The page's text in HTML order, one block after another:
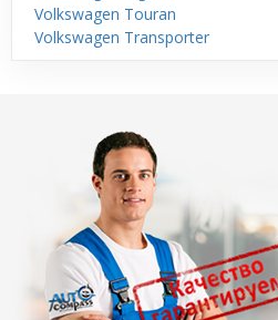
Volkswagen Touran
Volkswagen Transporter